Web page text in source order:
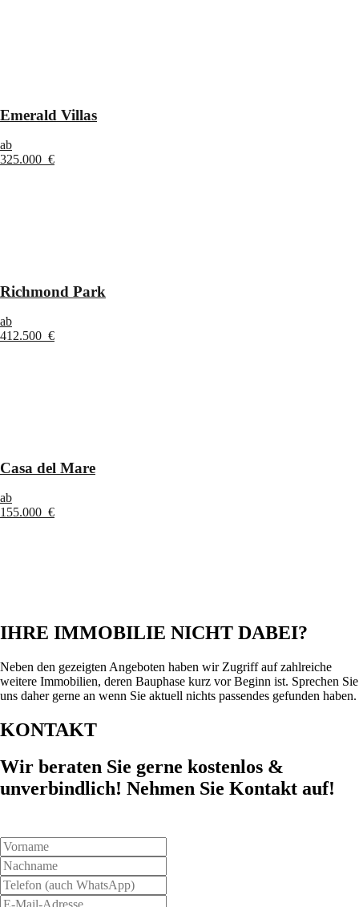
Emerald Villas
ab
325.000 €
Richmond Park
ab
412.500 €
Casa del Mare
ab
155.000 €
IHRE IMMOBILIE NICHT DABEI?
Neben den gezeigten Angeboten haben wir Zugriff auf zahlreiche
weitere Immobilien, deren Bauphase kurz vor Beginn ist. Sprechen Sie
uns daher gerne an wenn Sie aktuell nichts passendes gefunden haben.
KONTAKT
Wir beraten Sie gerne kostenlos &
unverbindlich! Nehmen Sie Kontakt auf!